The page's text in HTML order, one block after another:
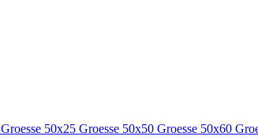
Groesse 50x25 Groesse 50x50 Groesse 50x60